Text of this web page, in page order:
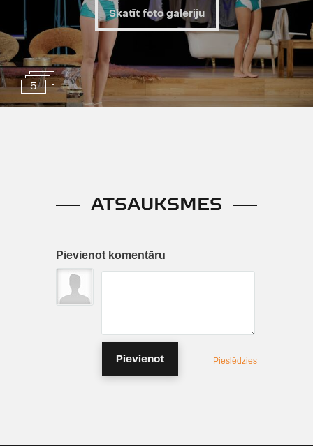
Latvijas aktieriem, kura spējas
netiek pietiekami izmantotas.
Savukārt talantīgais Harijs
Spanovskis pēc savulaik vērienīgā
„Grāfa Monte Kristo" iestudējuma
ir pelnījis radīt jaunu, interesantu
5
Skatīt foto galeriju
ATSAUKSMES
Pievienot komentāru
Pievienot Pieslēdzies